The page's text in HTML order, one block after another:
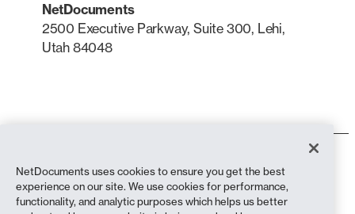
NetDocuments
2500 Executive Parkway, Suite 300, Lehi,
Utah 84048
Integritetspolicy
Sekretesspolicy (bosatta i Kalifornien)
NetDocuments uses cookies to ensure you get the best
experience on our site. We use cookies for performance,
functionality, and analytic purposes which helps us better